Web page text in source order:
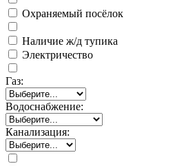
Охраняемый посёлок
Наличие ж/д тупика
Электричество
Газ:
Водоснабжение:
Канализация: